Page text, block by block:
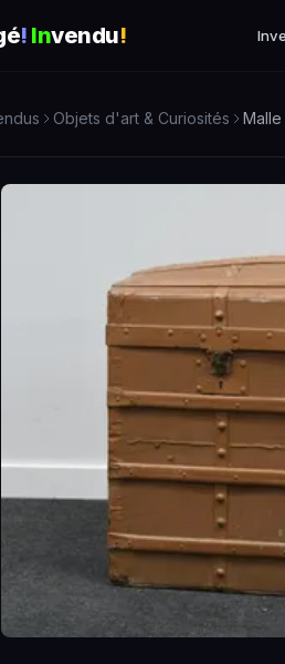
! Invendu!
Objets d'art & Curiosités